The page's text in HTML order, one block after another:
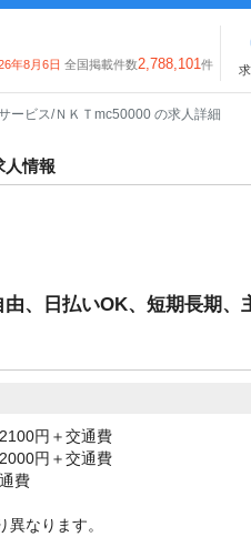
年8月6日 全国掲載件数2,788,101件
ービス/ＮＫＴmc50000 の求人詳細
人情報
、日払いOK、短期長期、
円＋交通費
円＋交通費
費
異なります。